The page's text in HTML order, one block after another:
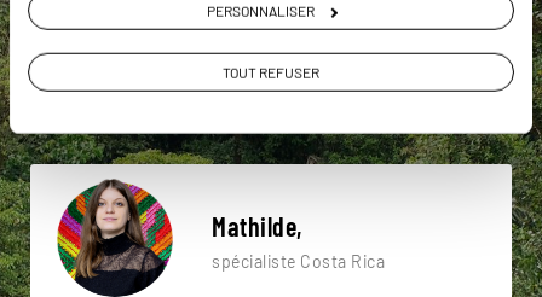
PERSONNALISER
TOUT REFUSER
Amérique centrale
Mathilde,
spécialiste Costa Rica